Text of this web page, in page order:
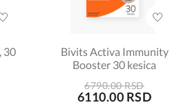
30
Bivits Activa Immunity
Booster 30 kesica
6790.00 RSD
6110.00 RSD